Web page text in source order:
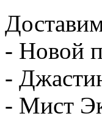
- Новой
-
- Мист